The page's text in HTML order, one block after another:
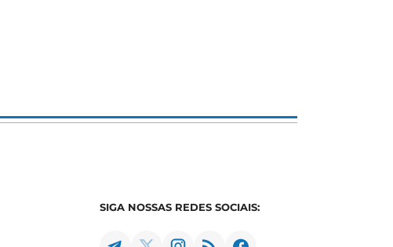
SIGA NOSSAS REDES SOCIAIS: